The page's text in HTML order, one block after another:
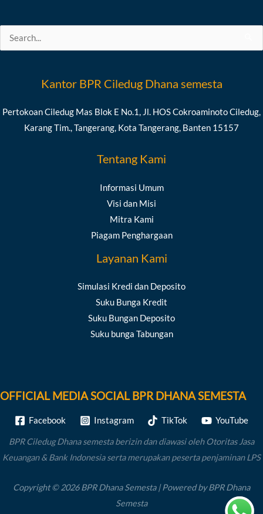
Search
Kantor BPR Ciledug Dhana semesta
Pertokoan Ciledug Mas Blok E No.1, Jl. HOS Cokroaminoto Ciledug,
Karang Tim., Tangerang, Kota Tangerang, Banten 15157
Tentang Kami
Informasi Umum
Visi dan Misi
Mitra Kami
Piagam Penghargaan
Layanan Kami
Simulasi Kredi dan Deposito
Suku Bunga Kredit
Suku Bungan Deposito
Suku bunga Tabungan
OFFICIAL MEDIA SOCIAL BPR DHANA SEMESTA
Facebook Instagram TikTok YouTube
BPR Ciledug Dhana semesta berizin dan diawasi oleh Otoritas Jasa
Keuangan & Bank Indonesia serta merupakan peserta penjaminan LPS
Copyright © 2026 BPR Dhana Semesta | Powered by BPR Dhana
Semesta